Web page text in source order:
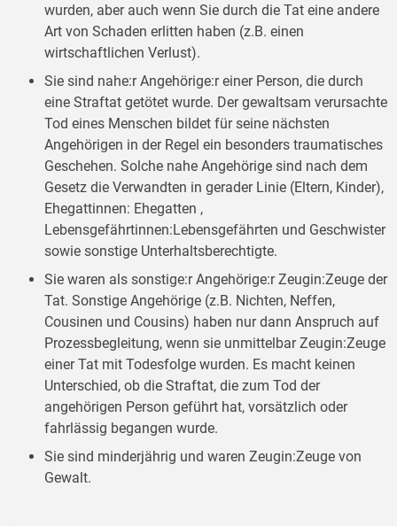
wurden, aber auch wenn Sie durch die Tat eine andere
Art von Schaden erlitten haben (z.B. einen
wirtschaftlichen Verlust).
Sie sind nahe:r Angehörige:r einer Person, die durch
eine Straftat getötet wurde. Der gewaltsam verursachte
Tod eines Menschen bildet für seine nächsten
Angehörigen in der Regel ein besonders traumatisches
Geschehen. Solche nahe Angehörige sind nach dem
Gesetz die Verwandten in gerader Linie (Eltern, Kinder),
Ehegattinnen: Ehegatten ,
Lebensgefährtinnen:Lebensgefährten und Geschwister
sowie sonstige Unterhaltsberechtigte.
Sie waren als sonstige:r Angehörige:r Zeugin:Zeuge der
Tat. Sonstige Angehörige (z.B. Nichten, Neffen,
Cousinen und Cousins) haben nur dann Anspruch auf
Prozessbegleitung, wenn sie unmittelbar Zeugin:Zeuge
einer Tat mit Todesfolge wurden. Es macht keinen
Unterschied, ob die Straftat, die zum Tod der
angehörigen Person geführt hat, vorsätzlich oder
fahrlässig begangen wurde.
Sie sind minderjährig und waren Zeugin:Zeuge von
Gewalt.